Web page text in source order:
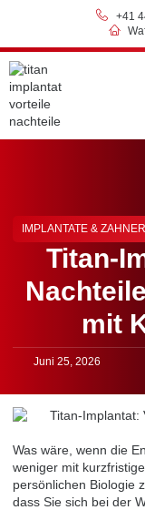
+41
IMPLANTATE &
Titan-
mit
Juni 25, 2026
Was wäre, wenn die
weniger mit
persönlichen Biologie
dass Sie sich bei der